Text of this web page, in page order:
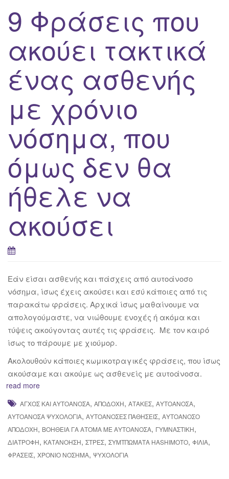
9 Φράσεις που
ακούει τακτικά
ένας ασθενής
με χρόνιο
νόσημα, που
όμως δεν θα
ήθελε να
ακούσει
Εάν είσαι ασθενής και πάσχεις από αυτοάνοσο
νόσημα, ίσως έχεις ακούσει και εσύ κάποιες από τις
παρακάτω φράσεις. Αρχικά ίσως μαθαίνουμε να
απολογούμαστε, να νιώθουμε ενοχές ή ακόμα και
τύψεις ακούγοντας αυτές τις φράσεις. Με τον καιρό
ίσως το πάρουμε με χιούμορ.
Ακολουθούν κάποιες κωμικοτραγικές φράσεις, που ίσως
ακούσαμε και ακούμε ως ασθενείς με αυτοάνοσα.
read more
ΆΓΧΟΣ ΚΑΙ ΑΥΤΟΆΝΟΣΑ, ΑΠΟΔΟΧΉ, ΑΤΆΚΕΣ, ΑΥΤΟΆΝΟΣΑ,
ΑΥΤΟΆΝΟΣΑ ΨΥΧΟΛΟΓΊΑ, ΑΥΤΟΆΝΟΣΕΣ ΠΑΘΉΣΕΙΣ, ΑΥΤΟΆΝΟΣΟ
ΑΠΟΔΟΧΉ, ΒΟΉΘΕΙΑ ΓΑ ΆΤΟΜΑ ΜΕ ΑΥΤΟΆΝΟΣΑ, ΓΥΜΝΑΣΤΙΚΉ,
ΔΙΑΤΡΟΦΉ, ΚΑΤΑΝΌΗΣΗ, ΣΤΡΕΣ, ΣΥΜΤΠΏΜΑΤΑ HASHIMOTO, ΦΙΛΊΑ,
ΦΡΆΣΕΙΣ, ΧΡΌΝΙΟ ΝΌΣΗΜΑ, ΨΥΧΟΛΟΓΊΑ